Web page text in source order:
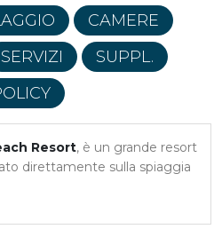
CAMERE
SERVIZI
SUPPL.
Resort, è un grande resort
direttamente sulla spiaggia